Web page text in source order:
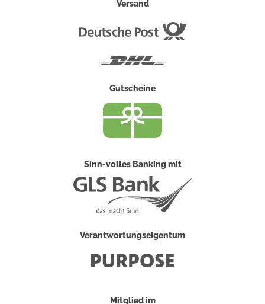
Versand
Gutscheine
Sinn-volles Banking mit
Verantwortungseigentum
Mitglied im